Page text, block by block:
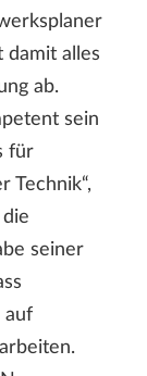
damit alles
ab.
sein
für
Technik“,
seiner
auf